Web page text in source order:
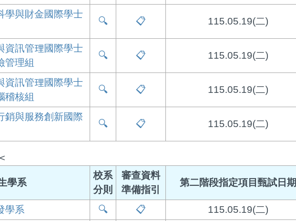
學與財金國際學士
🔍 📋 115.05.19(二)
資訊管理國際學士
管理組
🔍 📋 115.05.19(二)
資訊管理國際學士
稽核組
🔍 📋 115.05.19(二)
銷與服務創新國際
🔍 📋 115.05.19(二)
學系
校系
分則
審查資料
準備指引
第二階段指定項目甄試日期
學系 🔍 📋 115.05.19(二)